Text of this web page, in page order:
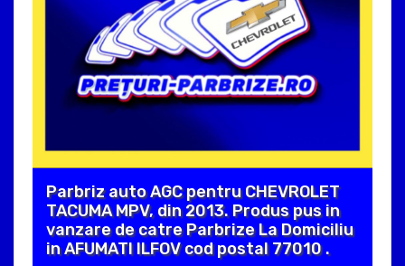
Parbriz auto AGC pentru CHEVROLET
TACUMA MPV, din 2013. Produs pus in
vanzare de catre Parbrize La Domiciliu
in AFUMATI ILFOV cod postal 77010 .